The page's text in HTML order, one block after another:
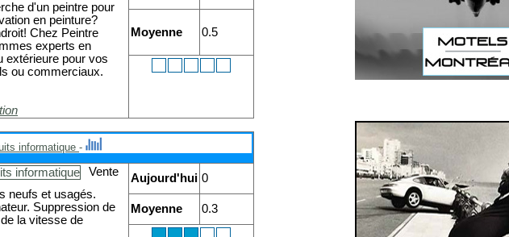
d'un peintre pour
en peinture?
Chez Peintre
experts en
extérieure pour vos
ou commerciaux.
Moyenne 0.5
informatique -
Vente
neufs et usagés.
Suppression de
la vitesse de
Aujourd'hui 0
Moyenne 0.3